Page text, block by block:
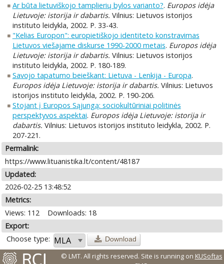
Ar būta lietuviškojo tamplierių bylos varianto?. Europos idėja
Lietuvoje: istorija ir dabartis. Vilnius: Lietuvos istorijos
instituto leidykla, 2002. P. 33-43.
"Kelias Europon": europietiškojo identiteto konstravimas
Lietuvos viešajame diskurse 1990-2000 metais. Europos idėja
Lietuvoje: istorija ir dabartis. Vilnius: Lietuvos istorijos
instituto leidykla, 2002. P. 180-189.
Savojo tapatumo beieškant: Lietuva - Lenkija - Europa.
Europos idėja Lietuvoje: istorija ir dabartis. Vilnius: Lietuvos
istorijos instituto leidykla, 2002. P. 190-206.
Stojant į Europos Sąjungą: sociokultūriniai politinės
perspektyvos aspektai. Europos idėja Lietuvoje: istorija ir
dabartis. Vilnius: Lietuvos istorijos instituto leidykla, 2002. P.
207-221.
Permalink:
https://www.lituanistika.lt/content/48187
Updated:
2026-02-25 13:48:52
Metrics:
Views: 112
Downloads: 18
Export:
Choose type:
Download
© LMT. All rights reserved. Site is running on KUSoftas